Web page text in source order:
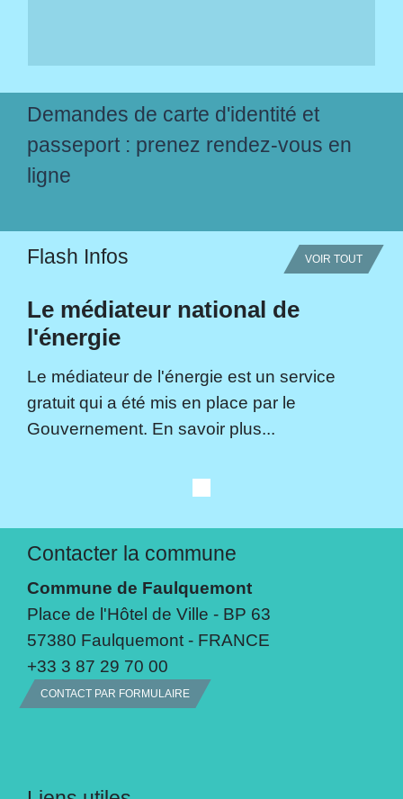
Demandes de carte d'identité et
passeport : prenez rendez-vous en
ligne
Flash Infos VOIR TOUT
Le médiateur national de
l'énergie
Le médiateur de l'énergie est un service
gratuit qui a été mis en place par le
Gouvernement. En savoir plus...
Contacter la commune
Commune de Faulquemont
Place de l'Hôtel de Ville - BP 63
57380 Faulquemont - FRANCE
+33 3 87 29 70 00
CONTACT PAR FORMULAIRE